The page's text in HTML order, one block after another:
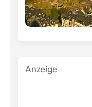
Anzeige